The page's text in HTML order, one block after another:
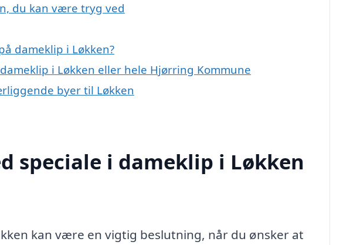
du kan være tryg ved
dameklip i Løkken?
i Løkken eller hele Hjørring Kommune
byer til Løkken
speciale i dameklip i Løkken
kan være en vigtig beslutning, når du ønsker at